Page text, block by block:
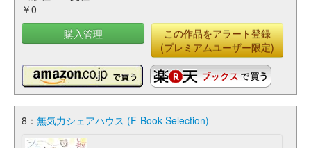
￥0
購入管理
この作品をアラート登録
(プレミアムユーザー限定)
8： 無気力シェアハウス (F-Book Selection)